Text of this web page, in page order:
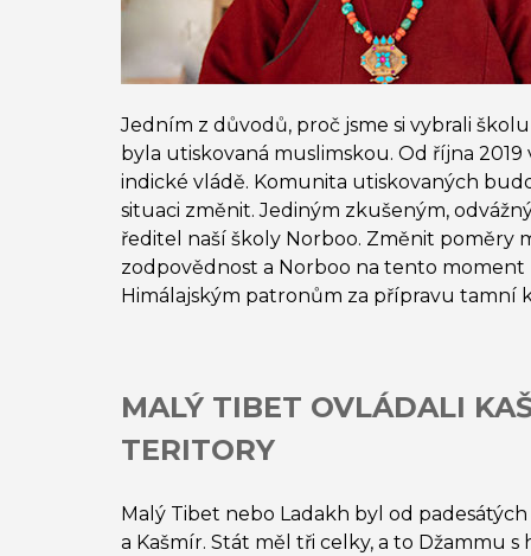
Jedním z důvodů, proč jsme si vybrali
byla utiskovaná muslimskou. Od října
indické vládě. Komunita utiskovaných
situaci změnit. Jediným zkušeným,
ředitel naší školy Norboo. Změnit poměry
zodpovědnost a Norboo na tento
Himálajským patronům za přípravu
MALÝ TIBET OVLÁDALI
TERITORY
Malý Tibet nebo Ladakh byl od
a Kašmír. Stát měl tři celky, a to Džammu